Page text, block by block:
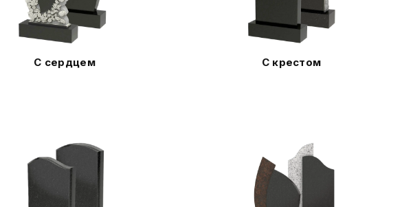
С сердцем С крестом